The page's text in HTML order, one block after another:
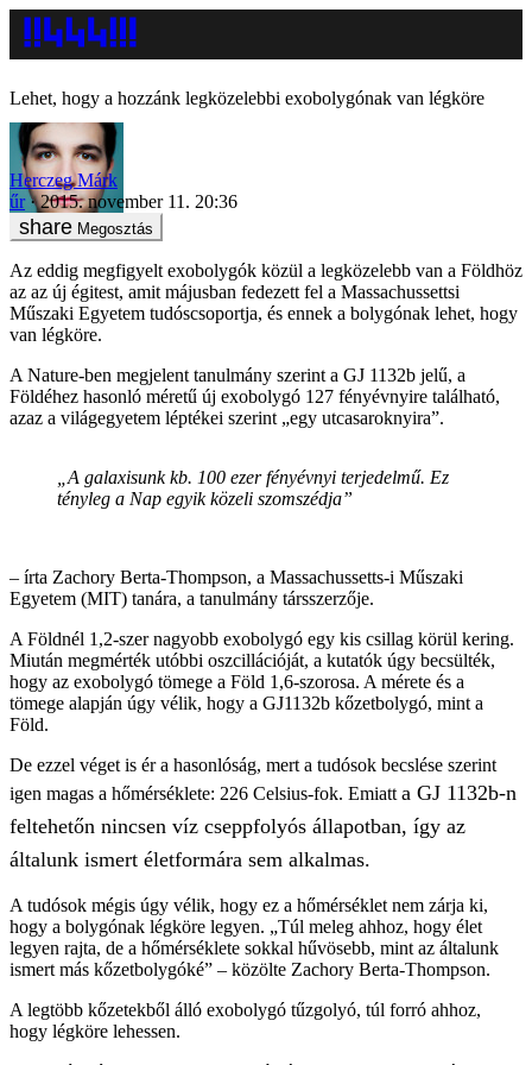
Lehet, hogy a hozzánk legközelebbi exobolygónak van légköre
Herczeg Márk
űr
2015. november 11. 20:36
Megosztás
Az eddig megfigyelt exobolygók közül a legközelebb van a Földhöz
az az új égitest, amit májusban fedezett fel a Massachussettsi
Műszaki Egyetem tudóscsoportja, és ennek a bolygónak lehet, hogy
van légköre.
A Nature-ben megjelent tanulmány szerint a GJ 1132b jelű, a
Földéhez hasonló méretű új exobolygó 127 fényévnyire található,
azaz a világegyetem léptékei szerint „egy utcasaroknyira”.
„A galaxisunk kb. 100 ezer fényévnyi terjedelmű. Ez
tényleg a Nap egyik közeli szomszédja”
– írta Zachory Berta-Thompson, a Massachussetts-i Műszaki
Egyetem (MIT) tanára, a tanulmány társszerzője.
A Földnél 1,2-szer nagyobb exobolygó egy kis csillag körül kering.
Miután megmérték utóbbi oszcillációját, a kutatók úgy becsülték,
hogy az exobolygó tömege a Föld 1,6-szorosa. A mérete és a
tömege alapján úgy vélik, hogy a GJ1132b kőzetbolygó, mint a
Föld.
De ezzel véget is ér a hasonlóság, mert a tudósok becslése szerint
igen magas a hőmérséklete: 226 Celsius-fok. Emiatt a GJ 1132b-n
feltehetőn nincsen víz cseppfolyós állapotban, így az
általunk ismert életformára sem alkalmas.
A tudósok mégis úgy vélik, hogy ez a hőmérséklet nem zárja ki,
hogy a bolygónak légköre legyen. „Túl meleg ahhoz, hogy élet
legyen rajta, de a hőmérséklete sokkal hűvösebb, mint az általunk
ismert más kőzetbolygóké” – közölte Zachory Berta-Thompson.
A legtöbb kőzetekből álló exobolygó tűzgolyó, túl forró ahhoz,
hogy légköre lehessen.